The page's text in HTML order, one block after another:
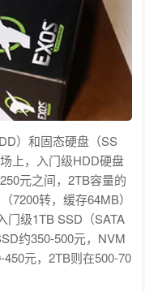
）和固态硬盘（SS
上，入门级HDD硬盘
元之间，2TB容量的
7200转，缓存64MB）
门级1TB SSD（SATA
约350-500元，NVM
元，2TB则在500-70